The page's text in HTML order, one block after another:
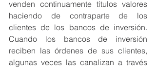
venden continuamente títulos valores
haciendo de contraparte de los
clientes de los bancos de inversión.
Cuando los bancos de inversión
reciben las órdenes de sus clientes,
algunas veces las canalizan a través